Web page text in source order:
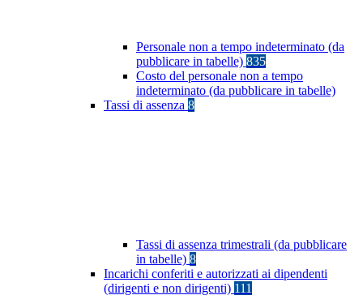
Personale non a tempo indeterminato (da
pubblicare in tabelle) 835
Costo del personale non a tempo
indeterminato (da pubblicare in tabelle)
Tassi di assenza 8
Tassi di assenza trimestrali (da pubblicare
in tabelle) 8
Incarichi conferiti e autorizzati ai dipendenti
(dirigenti e non dirigenti) 111